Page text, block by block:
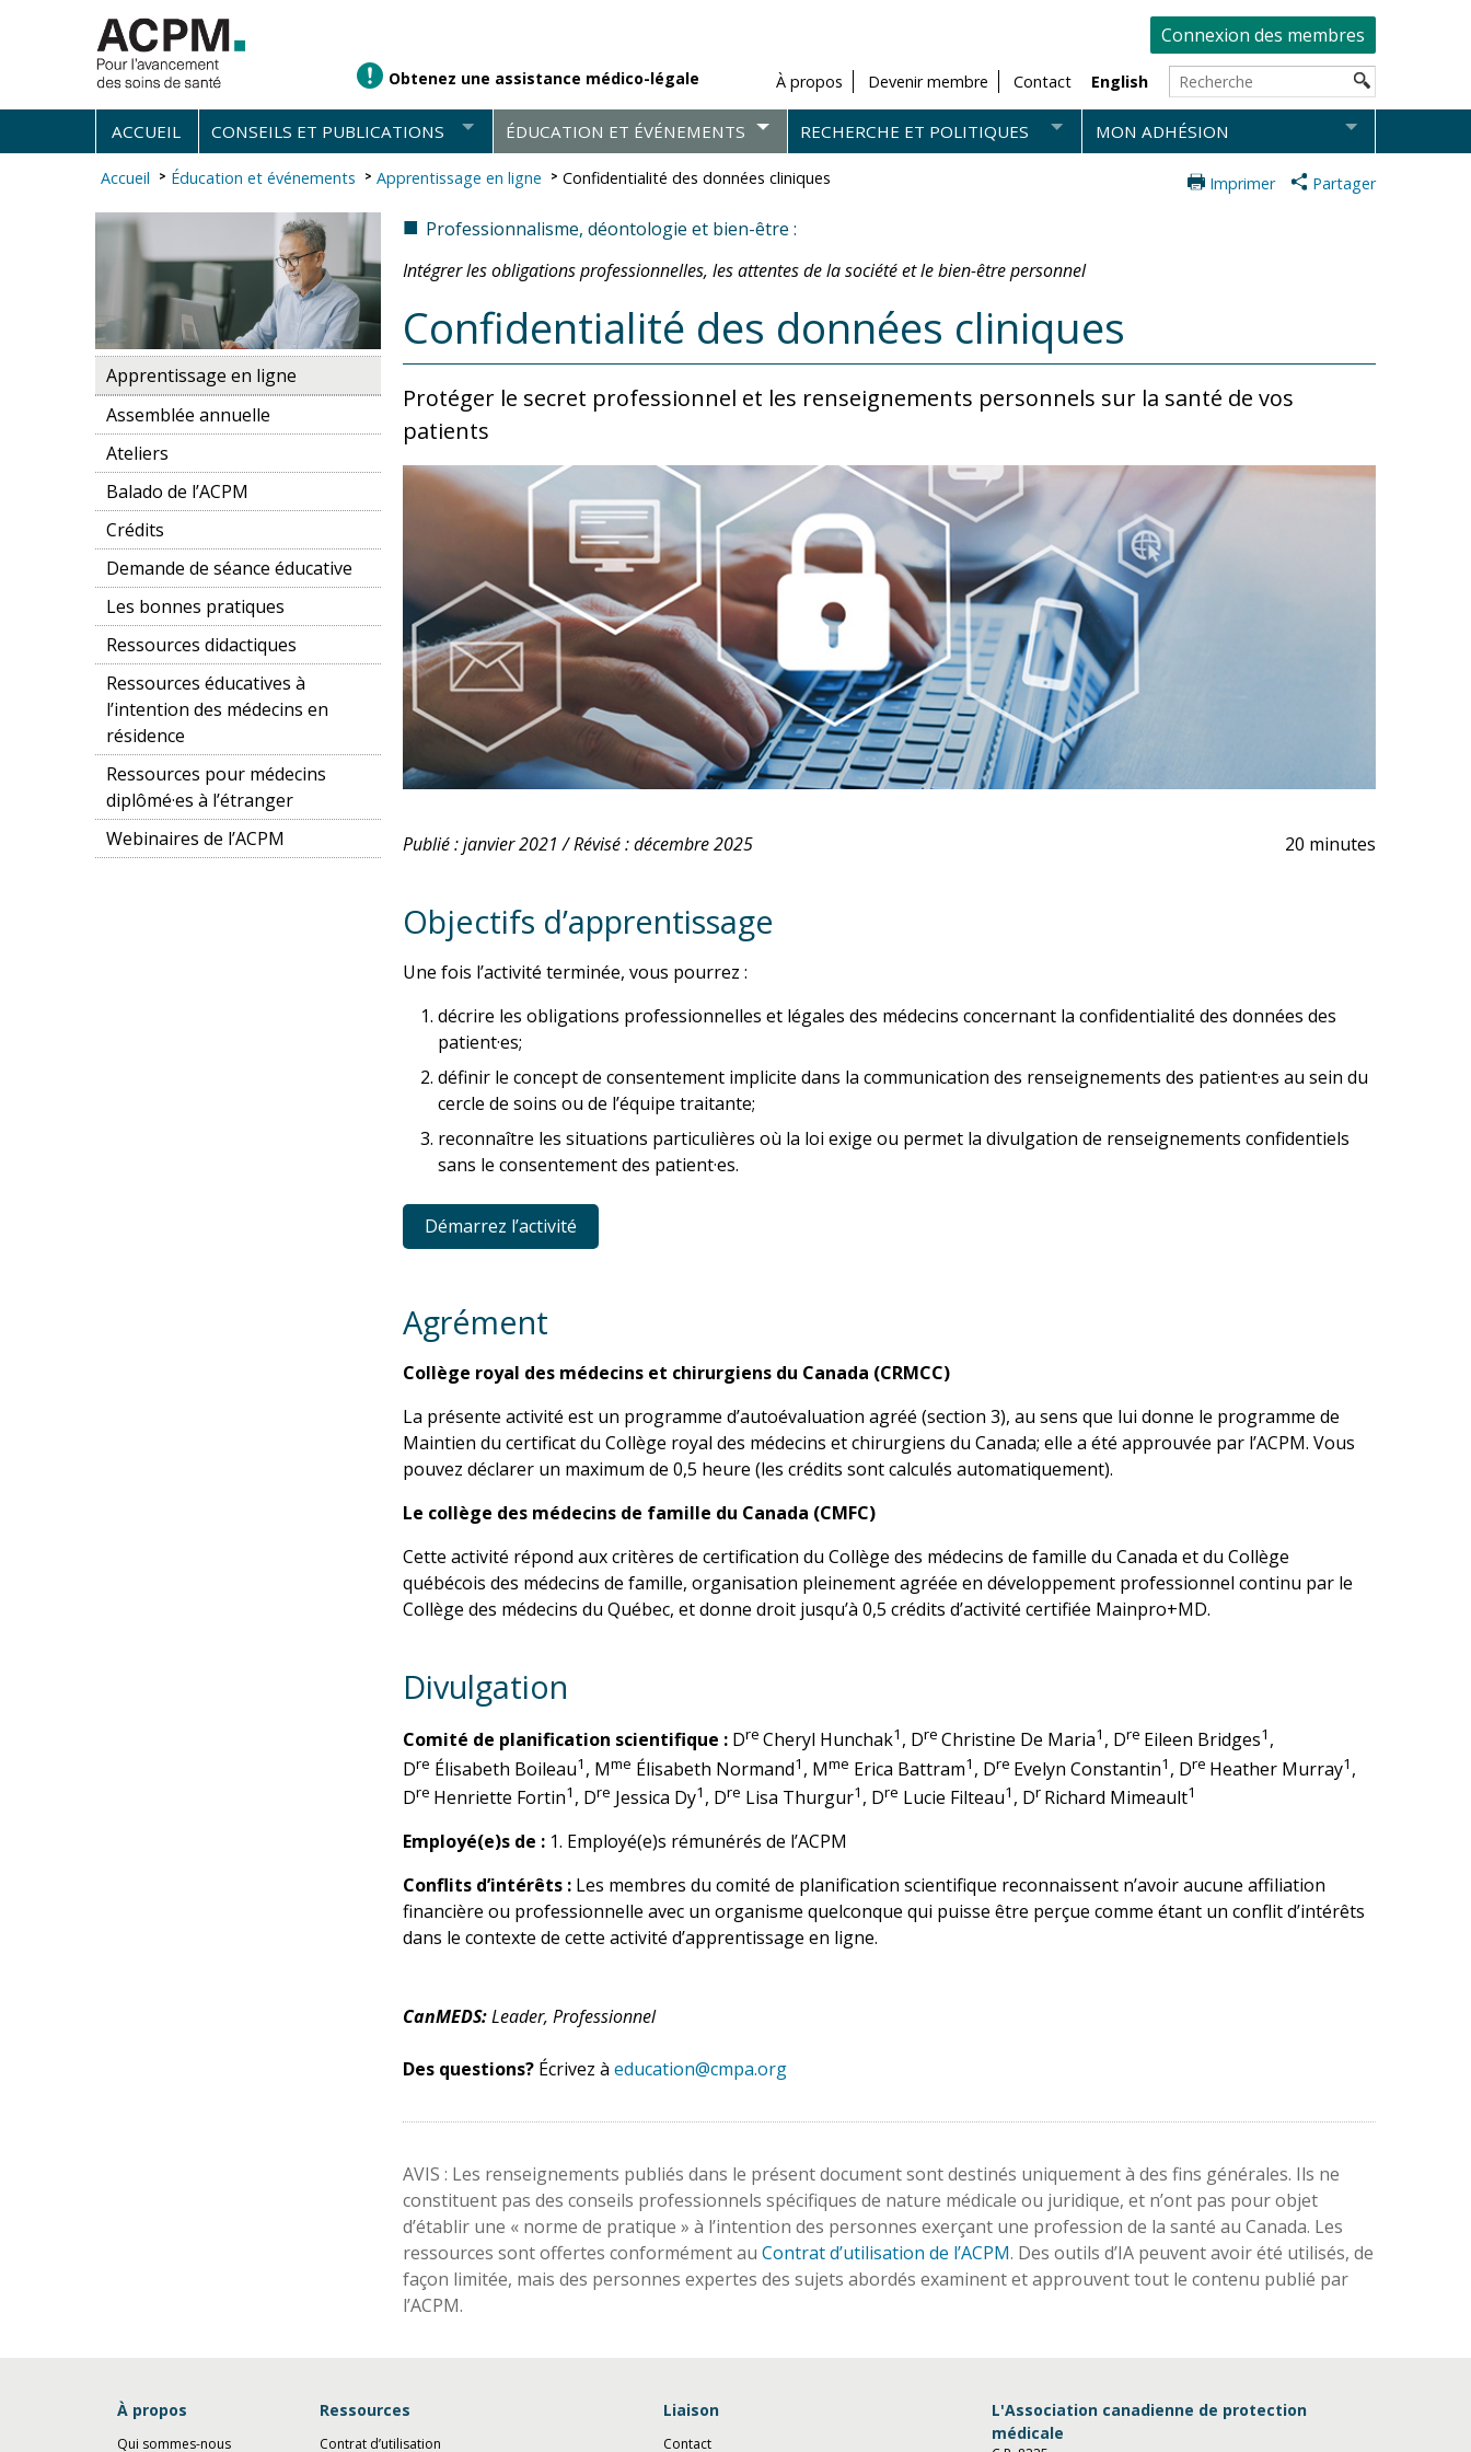
Connexion des membres
Obtenez une assistance médico-légale À propos Devenir membre Contact English
ACCUEIL CONSEILS ET PUBLICATIONS ÉDUCATION ET ÉVÉNEMENTS RECHERCHE ET POLITIQUES MON ADHÉSION
Accueil Éducation et événements Apprentissage en ligne Confidentialité des données cliniques Imprimer Partager
Apprentissage en ligne
Assemblée annuelle
Ateliers
Balado de l’ACPM
Crédits
Demande de séance éducative
Les bonnes pratiques
Ressources didactiques
Ressources éducatives à
l’intention des médecins en
résidence
Ressources pour médecins
diplômé·es à l’étranger
Webinaires de l’ACPM
■ Professionnalisme, déontologie et bien-être :
Intégrer les obligations professionnelles, les attentes de la société et le bien-être personnel
Confidentialité des données cliniques
Protéger le secret professionnel et les renseignements personnels sur la santé de vos
patients
20 minutes
Publié : janvier 2021 /Révisé : décembre 2025
Objectifs d’apprentissage
Une fois l’activité terminée, vous pourrez :
décrire les obligations professionnelles et légales des médecins concernant la confidentialité des données des
patient·es;
définir le concept de consentement implicite dans la communication des renseignements des patient·es au sein du
cercle de soins ou de l’équipe traitante;
reconnaître les situations particulières où la loi exige ou permet la divulgation de renseignements confidentiels
sans le consentement des patient·es.
Démarrez l’activité
Agrément
Collège royal des médecins et chirurgiens du Canada (CRMCC)
La présente activité est un programme d’autoévaluation agréé (section 3), au sens que lui donne le programme de
Maintien du certificat du Collège royal des médecins et chirurgiens du Canada; elle a été approuvée par l’ACPM. Vous
pouvez déclarer un maximum de 0,5 heure (les crédits sont calculés automatiquement).
Le collège des médecins de famille du Canada (CMFC)
Cette activité répond aux critères de certification du Collège des médecins de famille du Canada et du Collège
québécois des médecins de famille, organisation pleinement agréée en développement professionnel continu par le
Collège des médecins du Québec, et donne droit jusqu’à 0,5 crédits d’activité certifiée Mainpro+MD.
Divulgation
Comité de planification scientifique : Dre Cheryl Hunchak1 , Dre Christine De Maria1 , Dre Eileen Bridges1 ,
Dre Élisabeth Boileau1 , Mme Élisabeth Normand1 , Mme Erica Battram1 , Dre Evelyn Constantin1 , Dre Heather Murray1 ,
Dre Henriette Fortin1 , Dre Jessica Dy1 , Dre Lisa Thurgur1 , Dre Lucie Filteau1 , Dr Richard Mimeault1
Employé(e)s de : 1. Employé(e)s rémunérés de l’ACPM
Conflits d’intérêts : Les membres du comité de planification scientifique reconnaissent n’avoir aucune affiliation
financière ou professionnelle avec un organisme quelconque qui puisse être perçue comme étant un conflit d’intérêts
dans le contexte de cette activité d’apprentissage en ligne.
CanMEDS:Leader, Professionnel
Des questions?Écrivez à education@cmpa.org
AVIS : Les renseignements publiés dans le présent document sont destinés uniquement à des fins générales. Ils ne
constituent pas des conseils professionnels spécifiques de nature médicale ou juridique, et n’ont pas pour objet
d’établir une « norme de pratique » à l’intention des personnes exerçant une profession de la santé au Canada. Les
ressources sont offertes conformément au Contrat d’utilisation de l’ACPM. Des outils d’IA peuvent avoir été utilisés, de
façon limitée, mais des personnes expertes des sujets abordés examinent et approuvent tout le contenu publié par
l’ACPM.
À propos
Qui sommes-nous
Ressources
Contrat d’utilisation
Liaison
Contact
L'Association canadienne de protection
médicale